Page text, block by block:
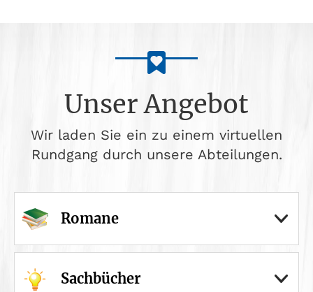
Unser Angebot
Wir laden Sie ein zu einem virtuellen
Rundgang durch unsere Abteilungen.
Romane
Sachbücher